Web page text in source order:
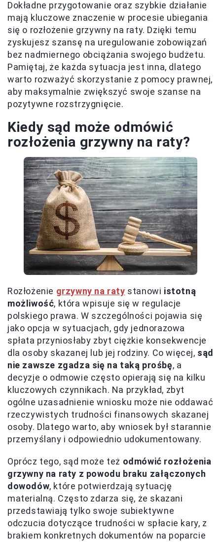
Dokładne przygotowanie oraz szybkie działanie
mają kluczowe znaczenie w procesie ubiegania
się o rozłożenie grzywny na raty. Dzięki temu
zyskujesz szansę na uregulowanie zobowiązań
bez nadmiernego obciążania swojego budżetu.
Pamiętaj, że każda sytuacja jest inna, dlatego
warto rozważyć skorzystanie z pomocy prawnej,
aby maksymalnie zwiększyć swoje szanse na
pozytywne rozstrzygnięcie.
Kiedy sąd może odmówić
rozłożenia grzywny na raty?
Rozłożenie grzywny na raty stanowi istotną
możliwość, która wpisuje się w regulacje
polskiego prawa. W szczególności pojawia się
jako opcja w sytuacjach, gdy jednorazowa
spłata przyniosłaby zbyt ciężkie konsekwencje
dla osoby skazanej lub jej rodziny. Co więcej, sąd
nie zawsze zgadza się na taką prośbę, a
decyzje o odmowie często opierają się na kilku
kluczowych czynnikach. Na przykład, zbyt
ogólne uzasadnienie wniosku może nie oddawać
rzeczywistych trudności finansowych skazanej
osoby. Dlatego warto, aby wniosek był starannie
przemyślany i odpowiednio udokumentowany.
Oprócz tego, sąd może też odmówić rozłożenia
grzywny na raty z powodu braku załączonych
dowodów, które potwierdzają sytuację
materialną. Często zdarza się, że skazani
przedstawiają tylko swoje subiektywne
odczucia dotyczące trudności w spłacie kary, z
brakiem konkretnych dokumentów na poparcie